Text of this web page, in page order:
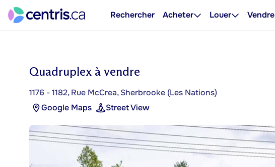
Rechercher Acheter Louer Vendre
Quadruplex à vendre
1176 - 1182, Rue McCrea, Sherbrooke (Les Nations)
Google Maps
Street View